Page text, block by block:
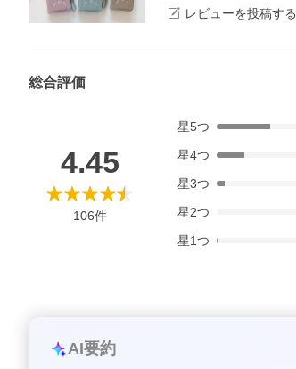
レビューを投稿する
総合評価
4.45
106件
星5つ
星4つ
星3つ
星2つ
星1つ
AI要約